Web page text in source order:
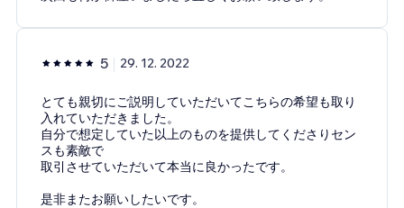
5 29. 12. 2022
とても親切にご説明していただいてこちらの希望も取り
入れていただきました。
自分で想定していた以上のものを提供してくださりセン
スも素敵で
取引させていただいて本当に良かったです。
是非またお願いしたいです。